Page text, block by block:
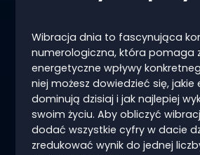
Wibracja dnia to fascynująca
numerologiczna, która pomaga
energetyczne wpływy
niej możesz dowiedzieć się, jakie
dominują dzisiaj i jak najlepiej
swoim życiu. Aby obliczyć
dodać wszystkie cyfry w dacie
zredukować wynik do jednej